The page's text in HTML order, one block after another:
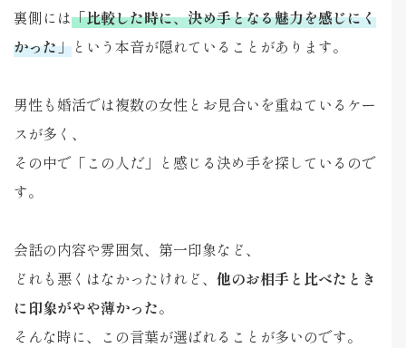
裏側には「比較した時に、決め手となる魅力を感じにく
かった」 という本音が隠れていることがあります。
男性も婚活では複数の女性とお見合いを重ねているケー
スが多く、
その中で「この人だ」と感じる決め手を探しているので
す。
会話の内容や雰囲気、第一印象など、
どれも悪くはなかったけれど、 他のお相手と比べたとき
に印象がやや薄かった。
そんな時に、この言葉が選ばれることが多いのです。